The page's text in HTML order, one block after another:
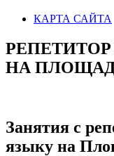
КАРТА САЙТА
НА
Занятия с
языку на